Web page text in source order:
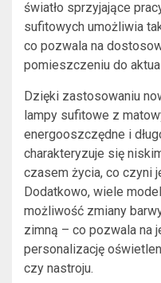
światło sprzyjające
sufitowych umożliwia
co pozwala na
pomieszczeniu do
Dzięki zastosowaniu
lampy sufitowe z
energooszczędne i
charakteryzuje się
czasem życia, co czyni
Dodatkowo, wiele
możliwość zmiany
zimną – co pozwala na
personalizację
czy nastroju.